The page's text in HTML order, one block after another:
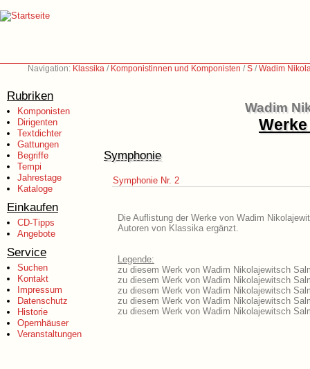
Navigation: Klassika / Komponistinnen und Komponisten /S /Wadim
Rubriken
Komponisten
Dirigenten
Textdichter
Gattungen
Begriffe
Tempi
Jahrestage
Kataloge
Einkaufen
CD-Tipps
Angebote
Service
Suchen
Kontakt
Impressum
Datenschutz
Historie
Opernhäuser
Veranstaltungen
Wadim
Symphonie
Symphonie Nr. 2
Die Auflistung der Werke von Wadim
Autoren von Klassika ergänzt.
Legende:
zu diesem Werk von Wadim Nikolajewitsch
zu diesem Werk von Wadim Nikolajewitsch
zu diesem Werk von Wadim Nikolajewitsch
zu diesem Werk von Wadim Nikolajewitsch
zu diesem Werk von Wadim Nikolajewitsch